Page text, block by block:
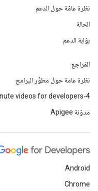
نظرة عامّة حول الدعم
الحالة
بوّابة الدعم
المَراجع
نظرة عامة حول مطوِّر البرامج
4-minute videos for developers
مدوّنة Apigee
Android
Chrome